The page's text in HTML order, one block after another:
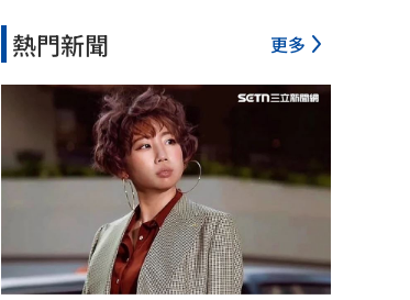
熱門新聞 更多